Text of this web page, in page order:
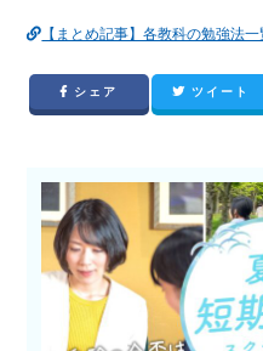
【まとめ記事】各教科の勉強法一
シェア ツイート